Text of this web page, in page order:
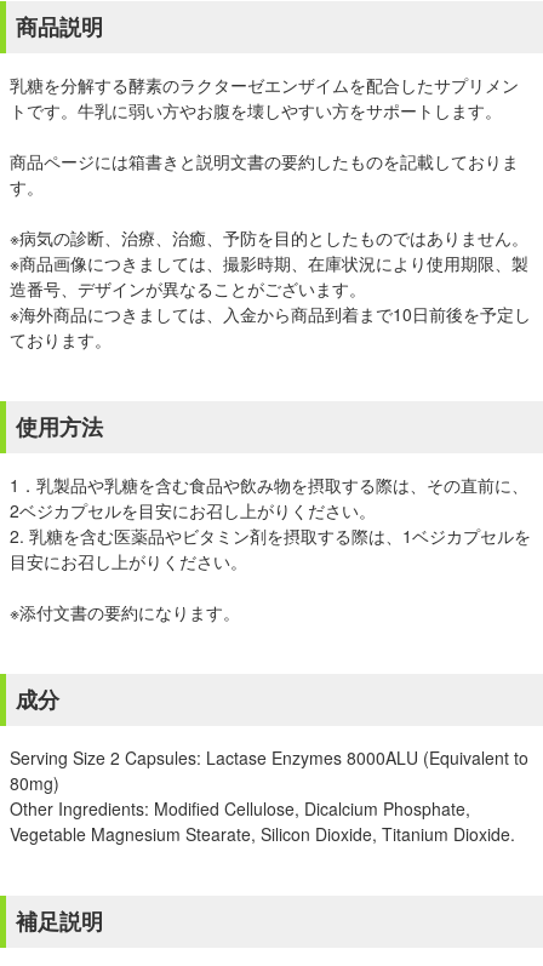
商品説明
乳糖を分解する酵素のラクターゼエンザイムを配合したサプリメン
トです。牛乳に弱い方やお腹を壊しやすい方をサポートします。
商品ページには箱書きと説明文書の要約したものを記載しておりま
す。
※病気の診断、治療、治癒、予防を目的としたものではありません。
※商品画像につきましては、撮影時期、在庫状況により使用期限、製
造番号、デザインが異なることがございます。
※海外商品につきましては、入金から商品到着まで10日前後を予定し
ております。
使用方法
1．乳製品や乳糖を含む食品や飲み物を摂取する際は、その直前に、
2ベジカプセルを目安にお召し上がりください。
2. 乳糖を含む医薬品やビタミン剤を摂取する際は、1ベジカプセルを
目安にお召し上がりください。
※添付文書の要約になります。
成分
Serving Size 2 Capsules: Lactase Enzymes 8000ALU (Equivalent to
80mg)
Other Ingredients: Modified Cellulose, Dicalcium Phosphate,
Vegetable Magnesium Stearate, Silicon Dioxide, Titanium Dioxide.
補足説明